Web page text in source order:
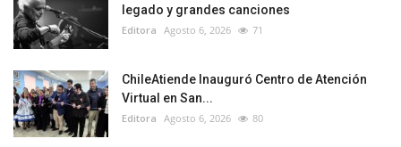
legado y grandes canciones
Editora Agosto 6, 2026 71
ChileAtiende Inauguró Centro de Atención
Virtual en San...
Editora Agosto 6, 2026 80